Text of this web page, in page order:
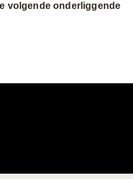
volgende onderliggende